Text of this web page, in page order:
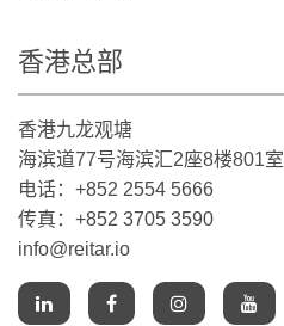
香港总部
香港九龙观塘
海滨道77号海滨汇2座8楼801室
电话：+852 2554 5666
传真：+852 3705 3590
info@reitar.io